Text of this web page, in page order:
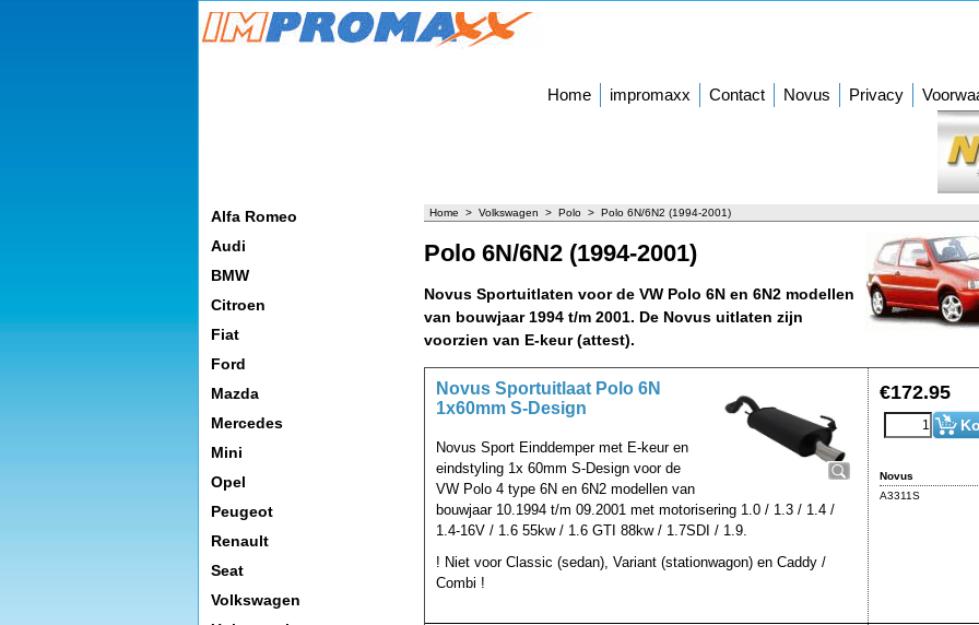
Home impromaxx Contact Novus Privacy
Alfa Romeo
Audi
BMW
Citroen
Fiat
Ford
Mazda
Mercedes
Mini
Opel
Peugeot
Renault
Seat
Volkswagen
Home > Volkswagen > Polo > Polo 6N/6N2 (1994-2001)
Polo 6N/6N2 (1994-2001)
Novus Sportuitlaten voor de VW Polo 6N en 6N2 modellen
van bouwjaar 1994 t/m 2001. De Novus uitlaten zijn
voorzien van E-keur (attest).
€172.95
Novus
A3311S
Novus Sportuitlaat Polo 6N
1x60mm S-Design
Novus Sport Einddemper met E-keur en
eindstyling 1x 60mm S-Design voor de
VW Polo 4 type 6N en 6N2 modellen van
bouwjaar 10.1994 t/m 09.2001 met motorisering 1.0 / 1.3 / 1.4 /
1.4-16V / 1.6 55kw / 1.6 GTI 88kw / 1.7SDI / 1.9.
! Niet voor Classic (sedan), Variant (stationwagon) en Caddy /
Combi !